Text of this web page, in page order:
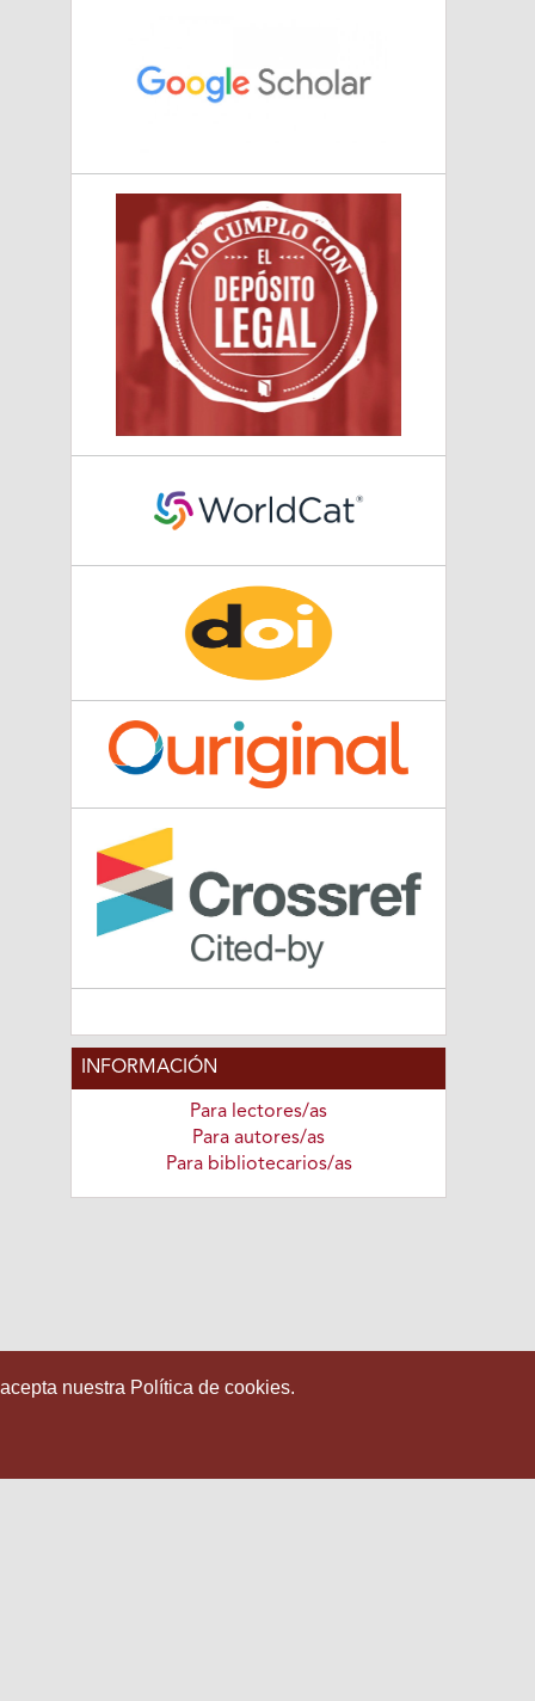
INFORMACIÓN
Para lectores/as
Para autores/as
Para bibliotecarios/as
nuestra Política de cookies.